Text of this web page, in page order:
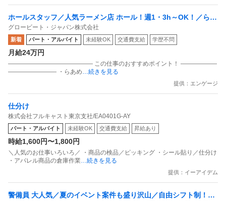
ホールスタッフ／人気ラーメン店 ホール！週1・3h～OK！／らあ
めん花月嵐 デックス東京ビーチ店
グロービート・ジャパン株式会社
新着 パート・アルバイト 未経験OK 交通費支給 学歴不問
月給24万円
―――――――――――――― この仕事のおすすめポイント！ ――――――
―――――――― ・らあめ…続きを見る
提供：エンゲージ
仕分け
株式会社フルキャスト東京支社/EA0401G-AY
パート・アルバイト 未経験OK 交通費支給 昇給あり
時給1,600円〜1,800円
＼人気のお仕事いろいろ／ ・商品の検品／ピッキング ・シール貼り／仕分け
・アパレル商品の倉庫作業…続きを見る
提供：イーアイデム
警備員 大人気／夏のイベント案件も盛り沢山／自由シフト制！週